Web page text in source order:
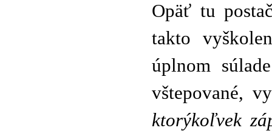
Opäť tu
takto
úplnom
vštepované,
ktorýkoľvek